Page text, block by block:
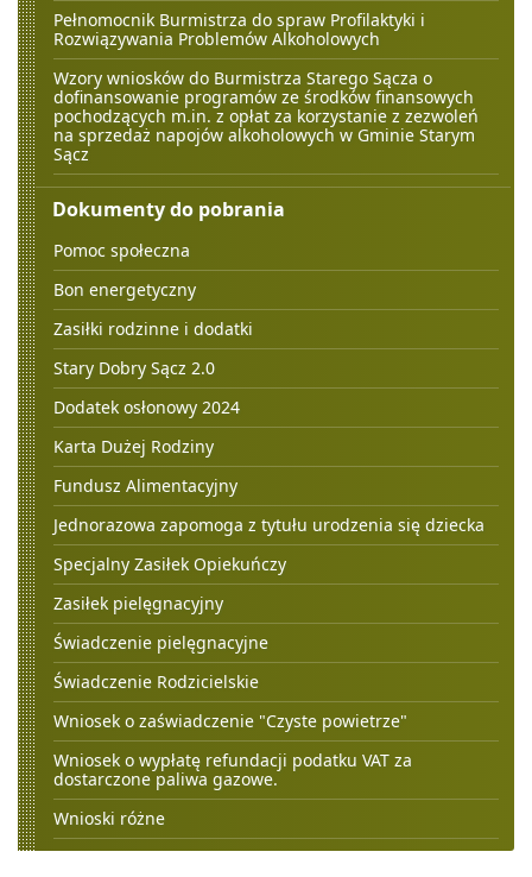
Pełnomocnik Burmistrza do spraw Profilaktyki i
Rozwiązywania Problemów Alkoholowych
Wzory wniosków do Burmistrza Starego Sącza o
dofinansowanie programów ze środków finansowych
pochodzących m.in. z opłat za korzystanie z zezwoleń
na sprzedaż napojów alkoholowych w Gminie Starym
Sącz
Dokumenty do pobrania
Pomoc społeczna
Bon energetyczny
Zasiłki rodzinne i dodatki
Stary Dobry Sącz 2.0
Dodatek osłonowy 2024
Karta Dużej Rodziny
Fundusz Alimentacyjny
Jednorazowa zapomoga z tytułu urodzenia się dziecka
Specjalny Zasiłek Opiekuńczy
Zasiłek pielęgnacyjny
Świadczenie pielęgnacyjne
Świadczenie Rodzicielskie
Wniosek o zaświadczenie "Czyste powietrze"
Wniosek o wypłatę refundacji podatku VAT za
dostarczone paliwa gazowe.
Wnioski różne